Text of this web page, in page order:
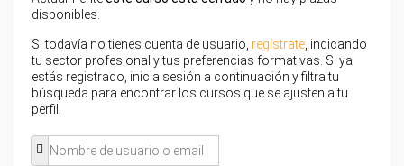
disponibles.
Si todavía no tienes cuenta de usuario, regístrate , indicando
tu sector profesional y tus preferencias formativas. Si ya
estás registrado, inicia sesión a continuación y filtra tu
búsqueda para encontrar los cursos que se ajusten a tu
perfil.